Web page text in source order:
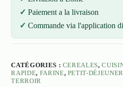
Paiement a la livraison
Commande via l'application
CATÉGORIES : CEREALES,
RAPIDE, FARINE, PETIT-DÉJEUNER
TERROIR